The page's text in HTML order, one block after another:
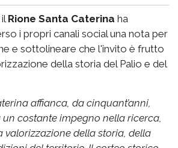
Rione Santa Caterina ha
i propri canali social una nota per
e sottolineare che l'invito è frutto
della storia del Palio e del
affianca, da cinquant’anni,
un costante impegno nella ricerca,
valorizzazione della storia, della